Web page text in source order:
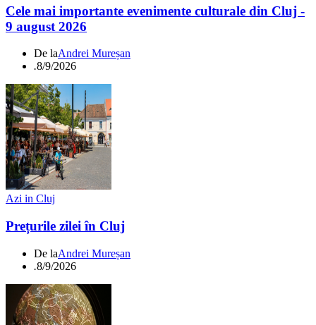
Cele mai importante evenimente culturale din Cluj -
9 august 2026
De laAndrei Mureșan
.8/9/2026
Azi in Cluj
Prețurile zilei în Cluj
De laAndrei Mureșan
.8/9/2026